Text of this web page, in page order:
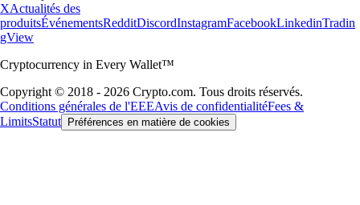
XActualités des
produitsÉvénementsRedditDiscordInstagramFacebookLinkedinTradin
gView
Cryptocurrency in Every Wallet™
Copyright © 2018 - 2026 Crypto.com. Tous droits réservés.
Conditions générales de l'EEEAvis de confidentialitéFees &
LimitsStatut Préférences en matière de cookies